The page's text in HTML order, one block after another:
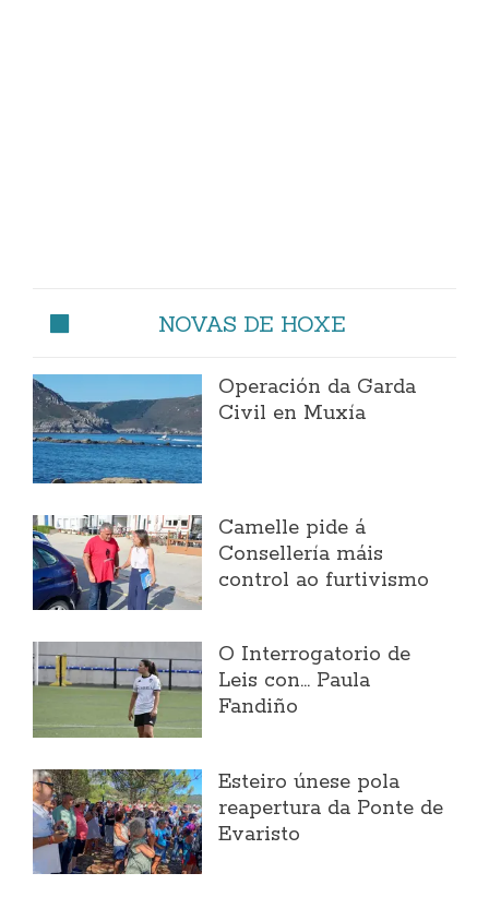
NOVAS DE HOXE
Operación da Garda
Civil en Muxía
Camelle pide á
Consellería máis
control ao furtivismo
O Interrogatorio de
Leis con... Paula
Fandiño
Esteiro únese pola
reapertura da Ponte de
Evaristo